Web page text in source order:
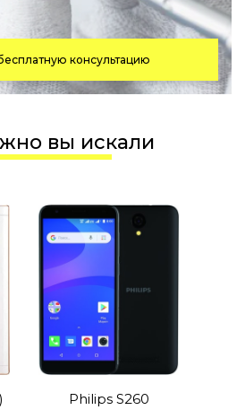
консультацию
вы искали
Philips S260